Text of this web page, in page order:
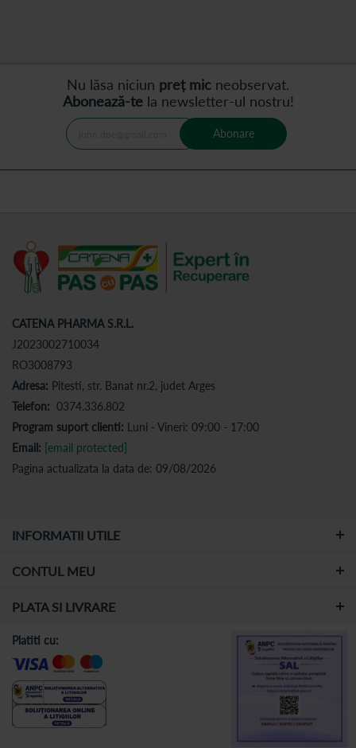
Nu lăsa niciun preț mic neobservat.
Abonează-tela newsletter-ul nostru!
Abonare
CATENA PHARMA S.R.L.
J2023002710034
RO3008793
Adresa: Pitesti, str. Banat nr.2, judet Arges
Telefon: 0374.336.802
Program suport clienti: Luni - Vineri: 09:00 - 17:00
Email: [email protected]
Pagina actualizata la data de: 09/08/2026
INFORMATII UTILE
CONTUL MEU
PLATA SI LIVRARE
Platiti cu: